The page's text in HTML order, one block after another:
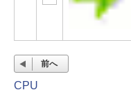
前へ
CPU